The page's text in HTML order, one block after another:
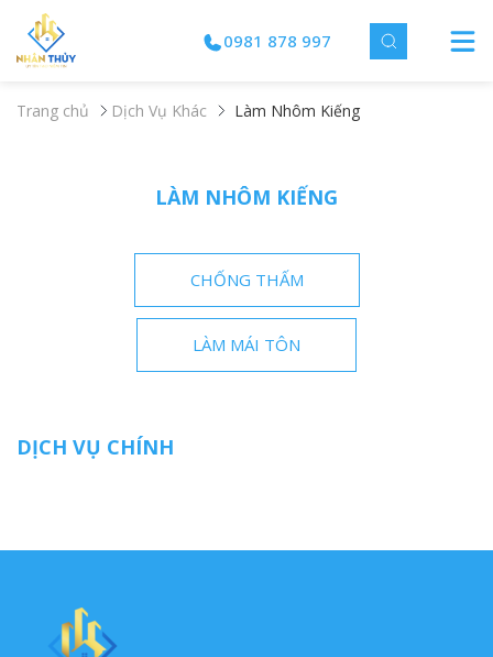
0981 878 997
Trang chủ Dịch Vụ Khác Làm Nhôm Kiếng
LÀM NHÔM KIẾNG
CHỐNG THẤM
LÀM MÁI TÔN
DỊCH VỤ CHÍNH